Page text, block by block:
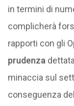
in termini di
complicherà
rapporti con gli
prudenza
minaccia sul
conseguenza